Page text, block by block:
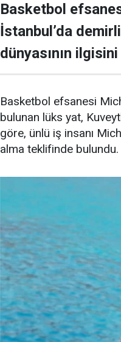
Basketbol
İstanbul’da
dünyasının
Basketbol efsanesi
bulunan lüks yat,
göre, ünlü iş insanı
alma teklifinde bulundu.